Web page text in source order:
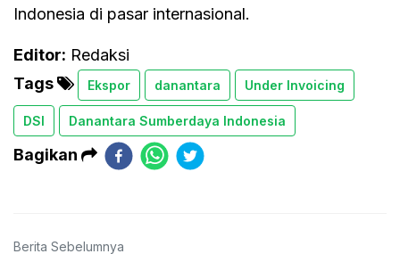
Indonesia di pasar internasional.
Editor: Redaksi
Tags
Ekspor danantara Under Invoicing
DSI Danantara Sumberdaya Indonesia
Bagikan
Berita Sebelumnya